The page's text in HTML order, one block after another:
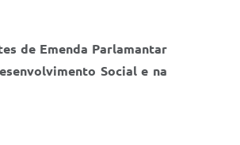
de Emenda Parlamantar
Social e na